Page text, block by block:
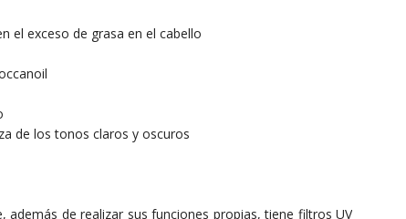
el exceso de grasa en el cabello
de los tonos claros y oscuros
de realizar sus funciones propias, tiene filtros UV